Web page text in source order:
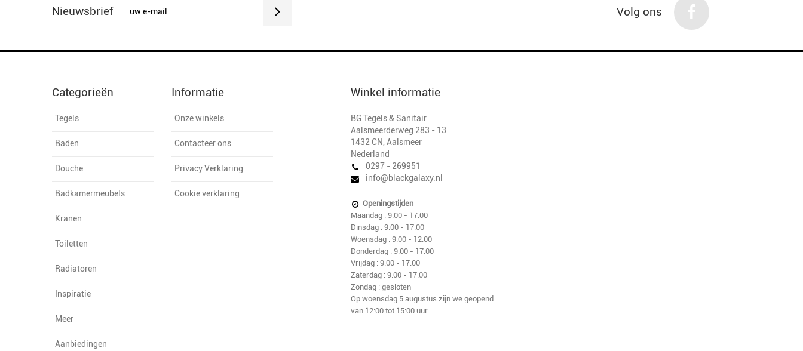
Nieuwsbrief Volg ons
Categorieën
Tegels
Baden
Douche
Badkamermeubels
Kranen
Toiletten
Radiatoren
Inspiratie
Meer
Aanbiedingen
Informatie
Onze winkels
Contacteer ons
Privacy Verklaring
Cookie verklaring
Winkel informatie
BG Tegels & Sanitair
Aalsmeerderweg 283 - 13
1432 CN Aalsmeer
Nederland
0297 - 269951
info@blackgalaxy.nl
Openingstijden
Maandag : 9.00 - 17.00
Dinsdag : 9.00 - 17.00
Woensdag : 9.00 - 12.00
Donderdag : 9.00 - 17.00
Vrijdag : 9.00 - 17.00
Zaterdag : 9.00 - 17.00
Zondag : gesloten
Op woensdag 5 augustus zijn we geopend
van 12:00 tot 15:00 uur.